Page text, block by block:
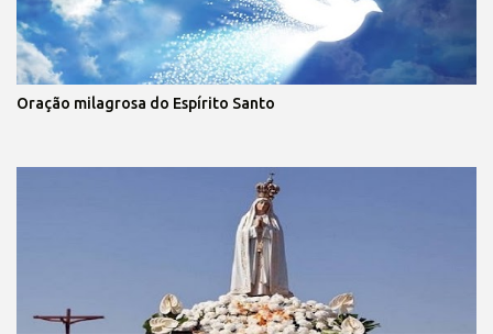
Oração milagrosa do Espírito Santo